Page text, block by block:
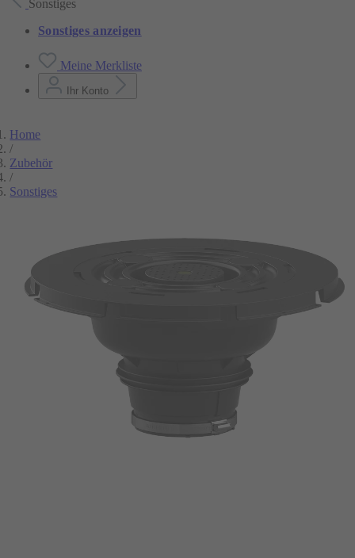
Sonstiges
Sonstiges anzeigen
Meine Merkliste
Ihr Konto
Home
/
Zubehör
/
Sonstiges